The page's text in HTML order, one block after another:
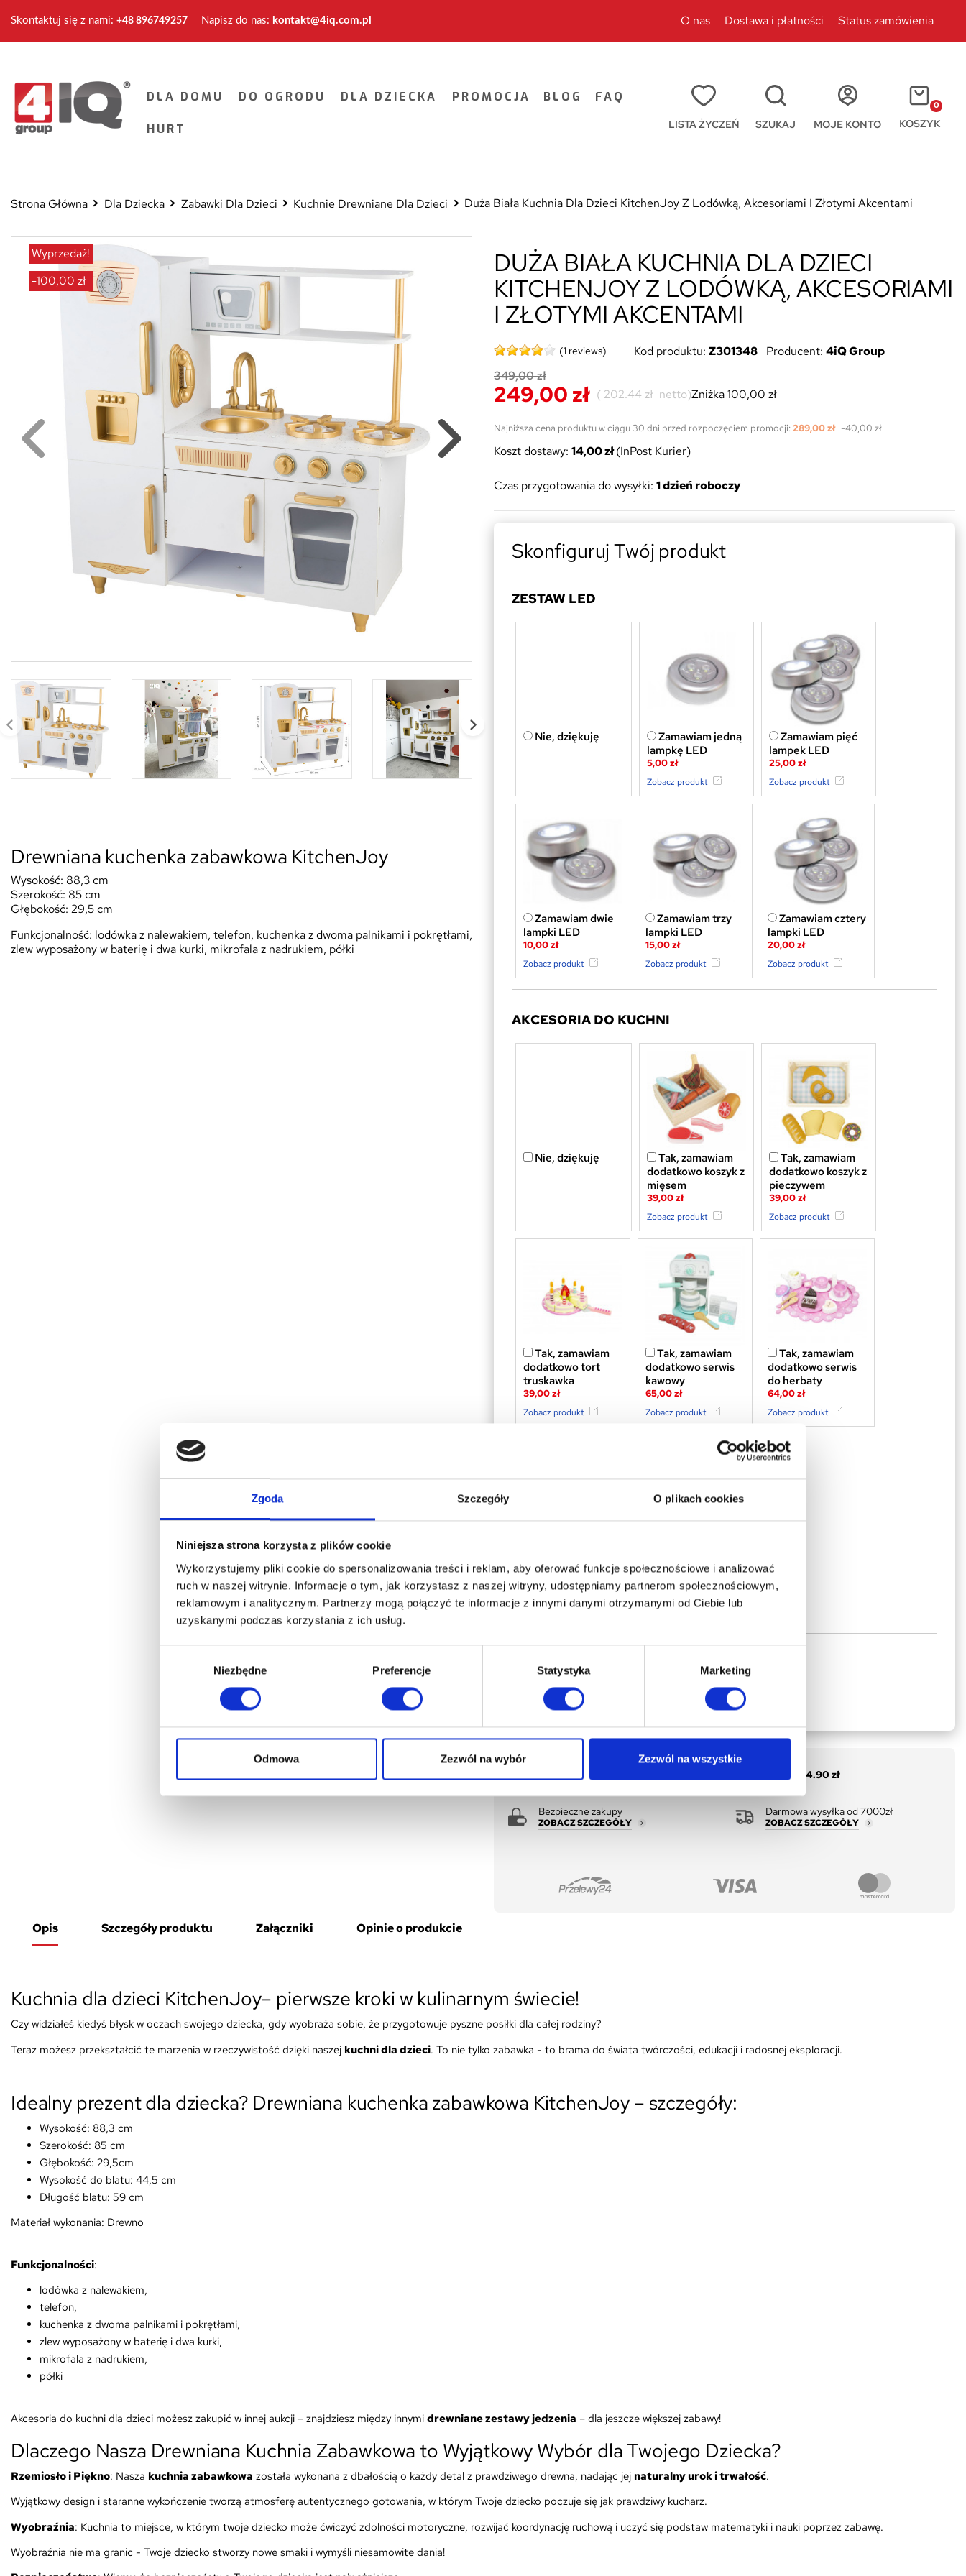
Zgoda Szczegóły O plikach cookies
Niniejsza strona korzysta z plików cookie
Wykorzystujemy pliki cookie do spersonalizowania treści i reklam, aby oferować funkcje społecznościowe i analizować
ruch w naszej witrynie. Informacje o tym, jak korzystasz z naszej witryny, udostępniamy partnerom społecznościowym,
reklamowym i analitycznym. Partnerzy mogą połączyć te informacje z innymi danymi otrzymanymi od Ciebie lub
uzyskanymi podczas korzystania z ich usług.
Niezbędne Preferencje Statystyka Marketing
Odmowa Zezwól na wybór Zezwól na wszystkie
Skontaktuj się z nami: +48 896749257 Napisz do nas: kontakt@4iq.com.pl O nas Dostawa i płatności Status zamówienia
0
KOSZYK
DLA DOMU DO OGRODU DLA DZIECKA PROMOCJA BLOG FAQ
HURT LISTA ŻYCZEŃ SZUKAJ MOJE KONTO
Strona Główna Dla Dziecka Zabawki Dla Dzieci Kuchnie Drewniane Dla Dzieci Duża Biała Kuchnia Dla Dzieci KitchenJoy Z Lodówką, Akcesoriami I Złotymi Akcentami
Wyprzedaż!
-100,00 zł
Drewniana kuchenka zabawkowa KitchenJoy
Wysokość: 88,3 cm
Szerokość: 85 cm
Głębokość: 29,5 cm
Funkcjonalność: lodówka z nalewakiem, telefon, kuchenka z dwoma palnikami i pokrętłami,
zlew wyposażony w baterię i dwa kurki, mikrofala z nadrukiem, półki
DUŻA BIAŁA KUCHNIA DLA DZIECI
KITCHENJOY Z LODÓWKĄ, AKCESORIAMI
I ZŁOTYMI AKCENTAMI
(1 reviews) Kod produktu: Z301348 Producent: 4iQ Group
349,00 zł
249,00 zł ( 202.44 zł netto)Zniżka 100,00 zł
Najniższa cena produktu w ciągu 30 dni przed rozpoczęciem promocji:289,00 zł -40,00 zł
Koszt dostawy: 14,00 zł(InPost Kurier)
Czas przygotowania do wysyłki: 1 dzień roboczy
Skonfiguruj Twój produkt
ZESTAW LED
Nie, dziękuję
Zamawiam jedną
lampkę LED
5,00 zł
Zobacz produkt
Zamawiam pięć
lampek LED
25,00 zł
Zobacz produkt
Zamawiam dwie
lampki LED
10,00 zł
Zobacz produkt
Zamawiam trzy
lampki LED
15,00 zł
Zobacz produkt
Zamawiam cztery
lampki LED
20,00 zł
Zobacz produkt
AKCESORIA DO KUCHNI
Nie, dziękuję
Tak, zamawiam
dodatkowo koszyk z
mięsem
39,00 zł
Zobacz produkt
Tak, zamawiam
dodatkowo koszyk z
pieczywem
39,00 zł
Zobacz produkt
Tak, zamawiam
dodatkowo tort
truskawka
39,00 zł
Zobacz produkt
Tak, zamawiam
dodatkowo serwis
kawowy
65,00 zł
Zobacz produkt
Tak, zamawiam
dodatkowo serwis
do herbaty
64,00 zł
Zobacz produkt
dodatkowo zestaw
koktajlowy
69,00 zł
Zobacz produkt
dodatkowo zestaw
śniadaniowy
73,90 zł
Zobacz produkt
DODAJ DO KOSZYKA
ZOBACZ SZCZEGÓŁY 34.90 zł
Bezpieczne zakupy
ZOBACZ SZCZEGÓŁY
Darmowa wysyłka od 7000zł
ZOBACZ SZCZEGÓŁY
Opis Szczegóły produktu Załączniki Opinie o produkcie
Kuchnia dla dzieci KitchenJoy– pierwsze kroki w kulinarnym świecie!
Czy widziałeś kiedyś błysk w oczach swojego dziecka, gdy wyobraża sobie, że przygotowuje pyszne posiłki dla całej rodziny?
Teraz możesz przekształcić te marzenia w rzeczywistość dzięki naszej kuchni dla dzieci. To nie tylko zabawka - to brama do świata twórczości, edukacji i radosnej eksploracji.
Idealny prezent dla dziecka? Drewniana kuchenka zabawkowa KitchenJoy – szczegóły:
Wysokość: 88,3 cm
Szerokość: 85 cm
Głębokość: 29,5cm
Wysokość do blatu: 44,5 cm
Długość blatu: 59 cm
Materiał wykonania: Drewno
Funkcjonalności:
lodówka z nalewakiem,
telefon,
kuchenka z dwoma palnikami i pokrętłami,
zlew wyposażony w baterię i dwa kurki,
mikrofala z nadrukiem,
półki
Akcesoria do kuchni dla dzieci możesz zakupić w innej aukcji – znajdziesz między innymi drewniane zestawy jedzenia – dla jeszcze większej zabawy!
Dlaczego Nasza Drewniana Kuchnia Zabawkowa to Wyjątkowy Wybór dla Twojego Dziecka?
Rzemiosło i Piękno: Nasza kuchnia zabawkowa została wykonana z dbałością o każdy detal z prawdziwego drewna, nadając jej naturalny urok i trwałość.
Wyjątkowy design i staranne wykończenie tworzą atmosferę autentycznego gotowania, w którym Twoje dziecko poczuje się jak prawdziwy kucharz.
Wyobraźnia: Kuchnia to miejsce, w którym twoje dziecko może ćwiczyć zdolności motoryczne, rozwijać koordynację ruchową i uczyć się podstaw matematyki i nauki poprzez zabawę.
Wyobraźnia nie ma granic - Twoje dziecko stworzy nowe smaki i wymyśli niesamowite dania!